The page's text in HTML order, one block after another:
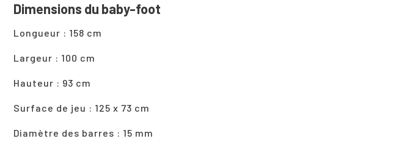
Dimensions du baby-foot
Longueur : 158 cm
Largeur : 100 cm
Hauteur : 93 cm
Surface de jeu : 125 x 73 cm
Diamètre des barres : 15 mm